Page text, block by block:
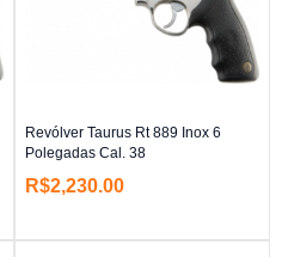
Revólver Taurus Rt 889 Inox 6
Polegadas Cal. 38
R$2,230.00